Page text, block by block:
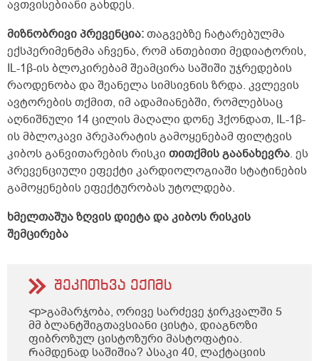
ავთვისებიანი გახდეს.
მიზნობრივი პრევენცია:თაგვებზე ჩატარებულმა
ექსპერიმენტმა აჩვენა, რომ ანთებითი მედიატორის,
IL-1β-ის ბლოკირებამ შეამცირა საშიში უჯრედების
რაოდენობა და შეანელა სიმსივნის ზრდა. კვლევის
ავტორების თქმით, იმ ადამიანებში, რომლებსაც
აღნიშნული 14 ცილის მაღალი დონე ჰქონდათ, IL-1β-
ის მბლოკავი პრეპარატის გამოყენებამ ფილტვის
კიბოს განვითარების რისკი თითქმის გაანახევრა. ეს
პრევენციული ეფექტი კარდიოლოგიაში სტატინების
გამოყენების ეფექტურობას უტოლდება.
ხმელთაშუა ზღვის დიეტა და კიბოს რისკის
შემცირება
შეკითხვა ექიმს
<p>გამარჯობა, ორივე სარძევე ჯირკვალში 5
მმ ბლანტშიგთავსიანი ცისტა, დიაგნოზი
ფიბროზულ ცისტოზური მასტოფატია.
Რამდენად საშიშია? Ასაკი 40, ლაქტაციის